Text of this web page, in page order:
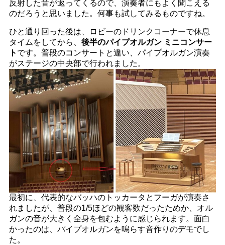
反射した音が返ってくるので、演奏者にもよく聞こえる
のだろうと思いました。何事も試してみるものですね。
ひと通り回った後は、ロビーのドリンクコーナーで休息
タイムをしてから、後半のパイプオルガン ミニコンサー
ト です。普段のコンサートと違い、パイプオルガン演奏
がステージの中央部で行われました。
最初に、代表的なバッハのトッカータとフーガが演奏さ
れましたが、普段の1/5ほどの観客数だったためか、オル
ガンの音が大きく全身を包むように感じられます。面白
かったのは、パイプオルガンを鳴らす音作りのデモでし
た。